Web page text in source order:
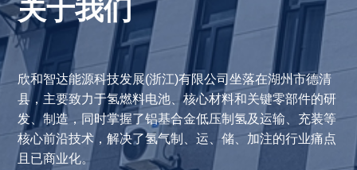
关于我们
欣和智达能源科技发展(浙江)有限公司坐落在湖州市德清
县，主要致力于氢燃料电池、核心材料和关键零部件的研
发、制造，同时掌握了铝基合金低压制氢及运输、充装等
核心前沿技术，解决了氢气制、运、储、加注的行业痛点
且已商业化。